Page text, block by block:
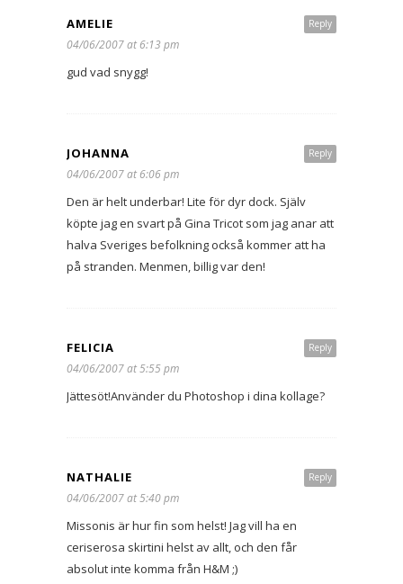
Reply
AMELIE
04/06/2007 at 6:13 pm
gud vad snygg!
Reply
JOHANNA
04/06/2007 at 6:06 pm
Den är helt underbar! Lite för dyr dock. Själv
köpte jag en svart på Gina Tricot som jag anar att
halva Sveriges befolkning också kommer att ha
på stranden. Menmen, billig var den!
Reply
FELICIA
04/06/2007 at 5:55 pm
Jättesöt!Använder du Photoshop i dina kollage?
Reply
NATHALIE
04/06/2007 at 5:40 pm
Missonis är hur fin som helst! Jag vill ha en
ceriserosa skirtini helst av allt, och den får
absolut inte komma från H&M ;)